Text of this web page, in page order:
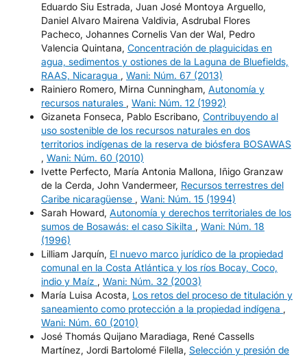
Eduardo Siu Estrada, Juan José Montoya Arguello,
Daniel Alvaro Mairena Valdivia, Asdrubal Flores
Pacheco, Johannes Cornelis Van der Wal, Pedro
Valencia Quintana, Concentración de plaguicidas en
agua, sedimentos y ostiones de la Laguna de Bluefields,
RAAS, Nicaragua , Wani: Núm. 67 (2013)
Rainiero Romero, Mirna Cunningham, Autonomía y
recursos naturales , Wani: Núm. 12 (1992)
Gizaneta Fonseca, Pablo Escribano, Contribuyendo al
uso sostenible de los recursos naturales en dos
territorios indígenas de la reserva de biósfera BOSAWAS
, Wani: Núm. 60 (2010)
Ivette Perfecto, María Antonia Mallona, Iñigo Granzaw
de la Cerda, John Vandermeer, Recursos terrestres del
Caribe nicaragüense , Wani: Núm. 15 (1994)
Sarah Howard, Autonomía y derechos territoriales de los
sumos de Bosawás: el caso Sikilta , Wani: Núm. 18
(1996)
Lilliam Jarquín, El nuevo marco jurídico de la propiedad
comunal en la Costa Atlántica y los ríos Bocay, Coco,
indio y Maíz , Wani: Núm. 32 (2003)
María Luisa Acosta, Los retos del proceso de titulación y
saneamiento como protección a la propiedad indígena ,
Wani: Núm. 60 (2010)
José Thomás Quijano Maradiaga, René Cassells
Martínez, Jordi Bartolomé Filella, Selección y presión de